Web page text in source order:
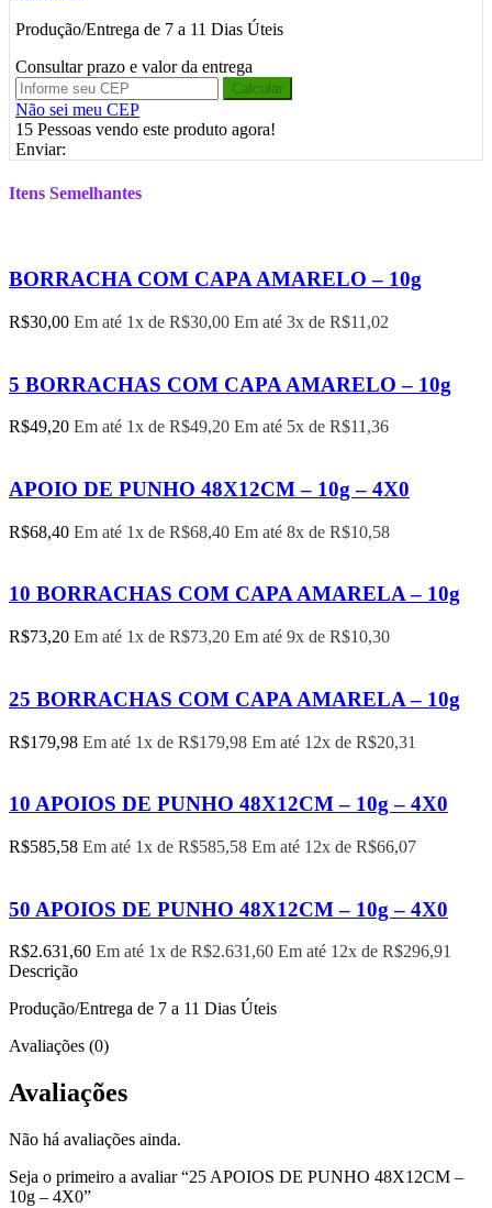
Produção/Entrega de 7 a 11 Dias Úteis
Consultar prazo e valor da entrega
Calcular
Não sei meu CEP
15 Pessoas vendo este produto agora!
Enviar:
Itens Semelhantes
BORRACHA COM CAPA AMARELO – 10g
R$30,00 Em até 1x de R$30,00 Em até 3x de R$11,02
5 BORRACHAS COM CAPA AMARELO – 10g
R$49,20 Em até 1x de R$49,20 Em até 5x de R$11,36
APOIO DE PUNHO 48X12CM – 10g – 4X0
R$68,40 Em até 1x de R$68,40 Em até 8x de R$10,58
10 BORRACHAS COM CAPA AMARELA – 10g
R$73,20 Em até 1x de R$73,20 Em até 9x de R$10,30
25 BORRACHAS COM CAPA AMARELA – 10g
R$179,98 Em até 1x de R$179,98 Em até 12x de R$20,31
10 APOIOS DE PUNHO 48X12CM – 10g – 4X0
R$585,58 Em até 1x de R$585,58 Em até 12x de R$66,07
50 APOIOS DE PUNHO 48X12CM – 10g – 4X0
R$2.631,60 Em até 1x de R$2.631,60 Em até 12x de R$296,91
Descrição
Produção/Entrega de 7 a 11 Dias Úteis
Avaliações (0)
Avaliações
Não há avaliações ainda.
Seja o primeiro a avaliar “25 APOIOS DE PUNHO 48X12CM –
10g – 4X0”